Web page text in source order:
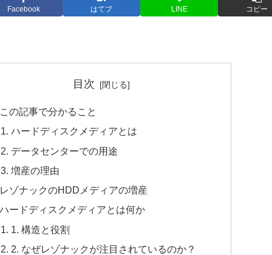
Facebook はてブ LINE コピー
目次
この記事で分かること
ハードディスクメディアとは
データセンターでの用途
増産の理由
レゾナックのHDDメディアの増産
ハードディスクメディアとは何か
1. 構造と役割
2. なぜレゾナックが注目されているのか？